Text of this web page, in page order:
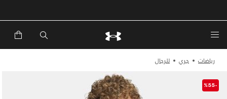
خصم إضافي 20%*. باستخدام الكود EXTRA20
رياضات جري للرجال
-%55